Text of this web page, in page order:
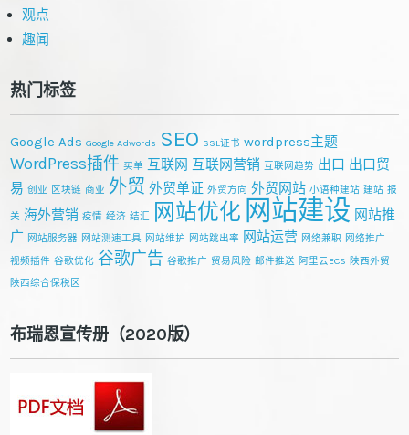
观点
趣闻
热门标签
Google Ads Google Adwords SEO SSL证书 wordpress主题
WordPress插件 买单 互联网 互联网营销 互联网趋势 出口 出口贸
易 创业 区块链 商业 外贸 外贸单证 外贸方向 外贸网站 小语种建站 建站 报
关 海外营销 疫情 经济 结汇 网站优化 网站建设 网站推
广 网站服务器 网站测速工具 网站维护 网站跳出率 网站运营 网络兼职 网络推广
视频插件 谷歌优化 谷歌广告 谷歌推广 贸易风险 邮件推送 阿里云ECS 陕西外贸
陕西综合保税区
布瑞恩宣传册（2020版）